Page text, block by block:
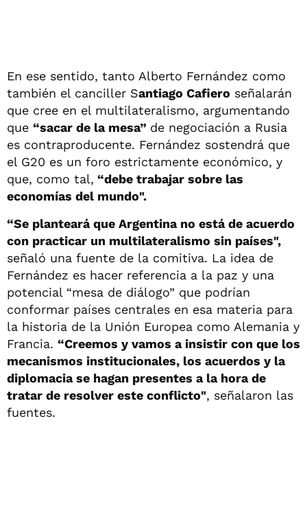
En ese sentido, tanto Alberto Fernández como
también el canciller Santiago Cafiero señalarán
que cree en el multilateralismo, argumentando
que “sacar de la mesa” de negociación a Rusia
es contraproducente. Fernández sostendrá que
el G20 es un foro estrictamente económico, y
que, como tal, “debe trabajar sobre las
economías del mundo".
“Se planteará que Argentina no está de acuerdo
con practicar un multilateralismo sin países",
señaló una fuente de la comitiva. La idea de
Fernández es hacer referencia a la paz y una
potencial “mesa de diálogo” que podrían
conformar países centrales en esa materia para
la historia de la Unión Europea como Alemania y
Francia. “Creemos y vamos a insistir con que los
mecanismos institucionales, los acuerdos y la
diplomacia se hagan presentes a la hora de
tratar de resolver este conflicto", señalaron las
fuentes.